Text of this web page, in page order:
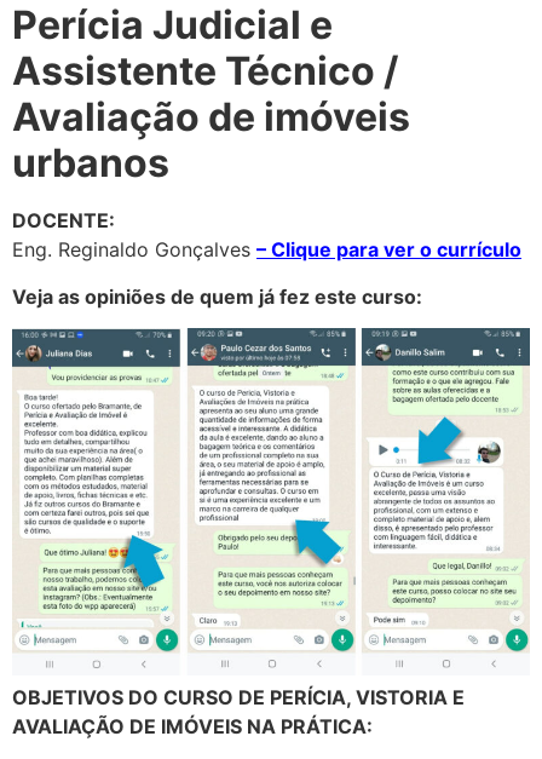
Perícia Judicial e
Assistente Técnico /
Avaliação de imóveis
urbanos
DOCENTE:
Eng. Reginaldo Gonçalves – Clique para ver o currículo
Veja as opiniões de quem já fez este curso:
OBJETIVOS DO CURSO DE PERÍCIA, VISTORIA E
AVALIAÇÃO DE IMÓVEIS NA PRÁTICA: